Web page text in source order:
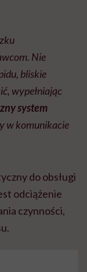
Nie
bliskie
wypełniając
system
w komunikacie
do obsługi
odciążenie
czynności,